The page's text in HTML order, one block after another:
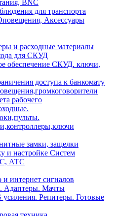
BNC
для транспорта
Аксессуары
и расходные материалы
для СКУД
обеспечение СКУД. ключи,
доступа к банкомату
рабочего
замки, защелки
и настройке Систем
АТС
и интернет сигналов
Адаптеры. Мачты
Репитеры. Готовые